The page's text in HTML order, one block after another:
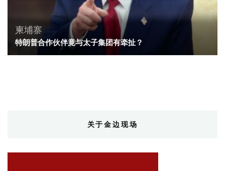
柬埔寨
特朗普合作伙伴竟与太子集团有牵扯？
关于金边现场